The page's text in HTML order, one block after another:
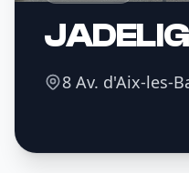
8 Av. d'Aix-les-